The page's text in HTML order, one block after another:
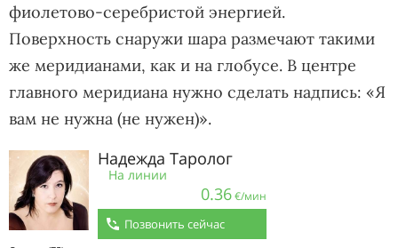
фиолетово-серебристой энергией.
Поверхность снаружи шара размечают такими
же меридианами, как и на глобусе. В центре
главного меридиана нужно сделать надпись: «Я
вам не нужна (не нужен)».